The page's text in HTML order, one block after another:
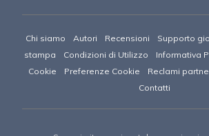
Chi siamo Autori Recensioni Supporto
stampa
Condizioni di Utilizzo Informativa
Cookie
Preferenze Cookie Reclami
Contatti